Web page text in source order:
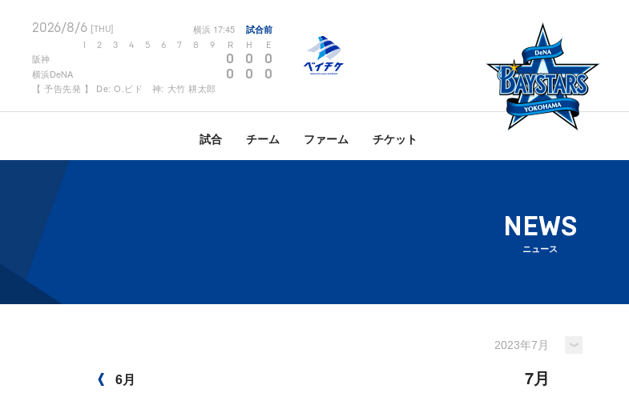
2026/8/6 [THU] 横浜 17:45 試合前
2 3 4 5 6 7 8 9 R H E
阪神 0 0 0
横浜DeNA 0 0 0
【 予告先発 】 De: O.ビド 神: 大竹 耕太郎
試合 チーム ファーム チケット
NEWS
ニュース
6月 7月